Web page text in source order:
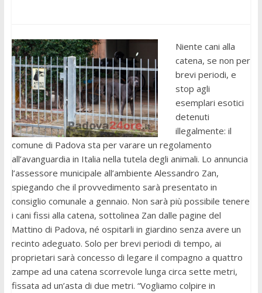
Niente cani alla
catena, se non per
brevi periodi, e
stop agli
esemplari esotici
detenuti
illegalmente: il
comune di Padova sta per varare un regolamento
all’avanguardia in Italia nella tutela degli animali. Lo annuncia
l’assessore municipale all’ambiente Alessandro Zan,
spiegando che il provvedimento sarà presentato in
consiglio comunale a gennaio. Non sarà più possibile tenere
i cani fissi alla catena, sottolinea Zan dalle pagine del
Mattino di Padova, né ospitarli in giardino senza avere un
recinto adeguato. Solo per brevi periodi di tempo, ai
proprietari sarà concesso di legare il compagno a quattro
zampe ad una catena scorrevole lunga circa sette metri,
fissata ad un’asta di due metri. “Vogliamo colpire in